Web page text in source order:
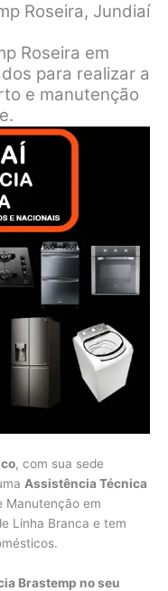
Roseira, Jundiaí
Roseira em
para realizar a
e manutenção
, com sua sede
Assistência Técnica
Manutenção em
Linha Branca e tem
Brastemp no seu